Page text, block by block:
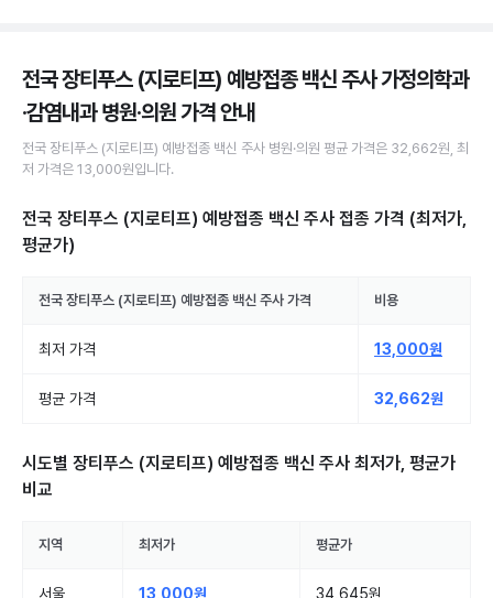
전국 장티푸스 (지로티프) 예방접종 백신 주사 가정의학과
·감염내과 병원·의원가격 안내
전국 장티푸스 (지로티프) 예방접종 백신 주사 병원·의원 평균 가격은 32,662원 , 최
저 가격은 13,000원입니다.
전국 장티푸스 (지로티프) 예방접종 백신 주사 접종 가격 (최저가,
평균가)
전국 장티푸스 (지로티프) 예방접종 백신 주사 가격 비용
최저 가격 13,000원
평균 가격 32,662원
시도별 장티푸스 (지로티프) 예방접종 백신 주사 최저가, 평균가
비교
지역 최저가 평균가
서울 13,000원 34,645원